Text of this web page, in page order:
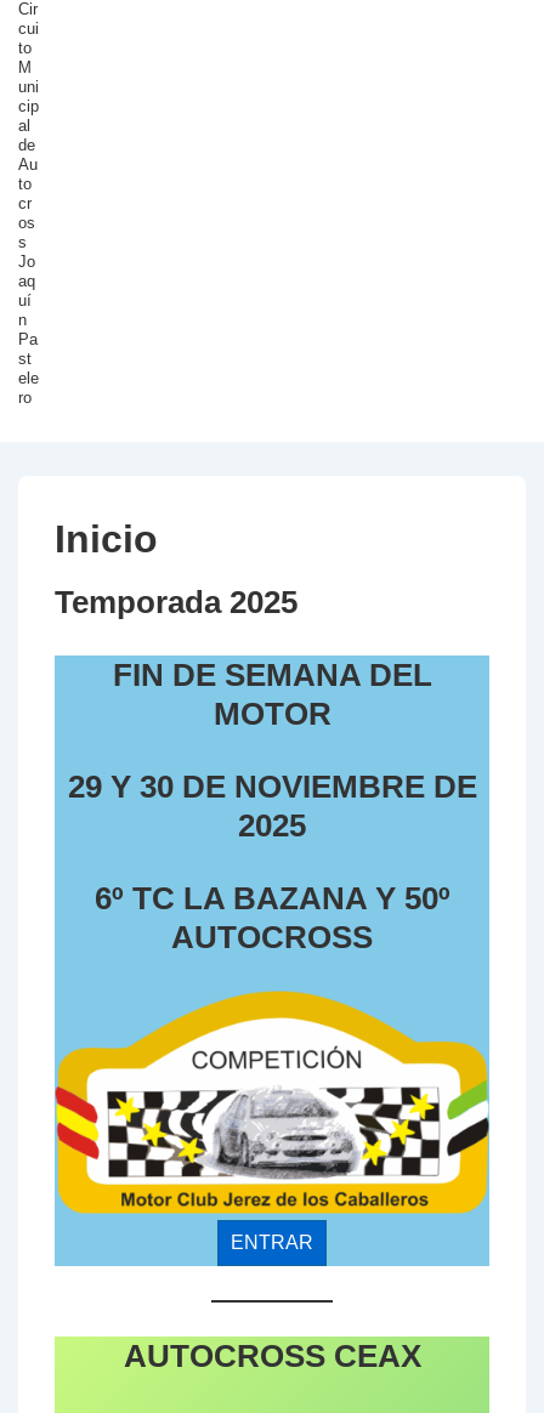
Cir
cui
to
M
uni
cip
al
de
Au
to
cr
os
s
Jo
aq
uí
n
Pa
st
ele
ro
Inicio
Temporada 2025
FIN DE SEMANA DEL
MOTOR
29 Y 30 DE NOVIEMBRE DE
2025
6º TC LA BAZANA Y 50º
AUTOCROSS
ENTRAR
AUTOCROSS CEAX